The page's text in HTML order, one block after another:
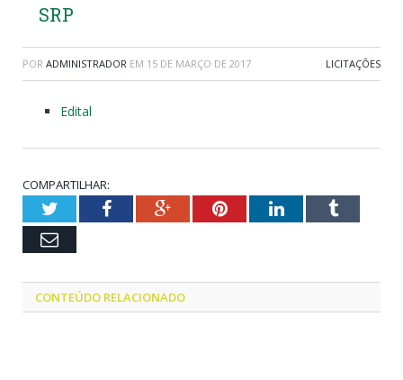
SRP
POR ADMINISTRADOR EM 15 DE MARÇO DE 2017 LICITAÇÕES
Edital
COMPARTILHAR:
TwitterFacebookGoogle+PinterestLinkedInTumblr
Email
CONTEÚDO RELACIONADO